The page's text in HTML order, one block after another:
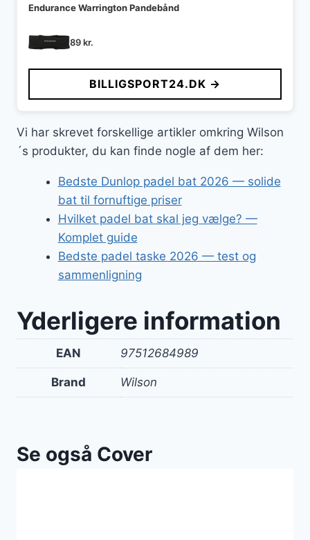
Endurance Warrington Pandebånd
89kr.
BILLIGSPORT24.DK →
Vi har skrevet forskellige artikler omkring Wilson
´s produkter, du kan finde nogle af dem her:
Bedste Dunlop padel bat 2026 — solide
bat til fornuftige priser
Hvilket padel bat skal jeg vælge? —
Komplet guide
Bedste padel taske 2026 — test og
sammenligning
Yderligere information
EAN 97512684989
Brand Wilson
Se også Cover